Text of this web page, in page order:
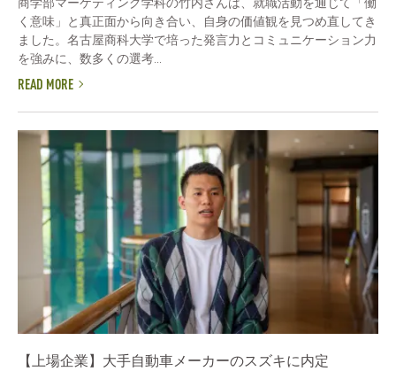
商学部マーケティング学科の竹内さんは、就職活動を通じて「働
く意味」と真正面から向き合い、自身の価値観を見つめ直してき
ました。名古屋商科大学で培った発言力とコミュニケーション力
を強みに、数多くの選考...
READ MORE
【上場企業】大手自動車メーカーのスズキに内定